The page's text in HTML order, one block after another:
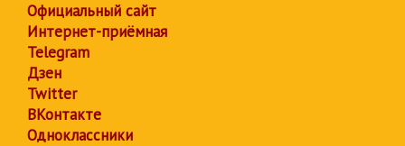
Официальный сайт
Интернет-приёмная
Telegram
Дзен
Twitter
ВКонтакте
Одноклассники